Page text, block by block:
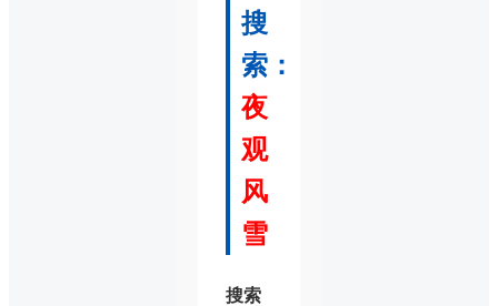
搜
索：
夜
观
风
雪
搜索